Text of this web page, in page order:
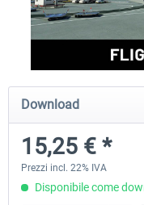
Perfect Flight - Flying
15,25 € *
Download
15,25 € *
Prezzi incl. 22% IVA
Disponibile come